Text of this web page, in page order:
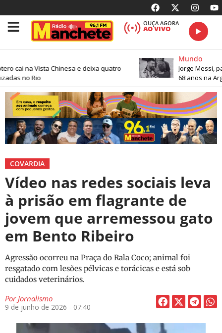
OUÇA AGORA
AO VIVO
cai na Vista Chinesa e deixa quatro
no Rio
Mundo
Jorge Messi,
68 anos na
COVARDIA
Vídeo nas redes sociais leva
à prisão em flagrante de
jovem que arremessou gato
em Bento Ribeiro
Agressão ocorreu na Praça do Rala Coco; animal foi
resgatado com lesões pélvicas e torácicas e está sob
cuidados veterinários.
PorJornalismo
9 de junho de 2026 - 07:40